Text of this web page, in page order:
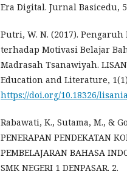
Era Digital. Jurnal Basicedu,
Putri, W. N. (2017).
terhadap Motivasi Belajar
Madrasah Tsanawiyah.
Education and Literature,
https://doi.org/10.18326/
Rabawati, K., Sutama, M., &
PENERAPAN PENDEKATAN
PEMBELAJARAN BAHASA
SMK NEGERI 1 DENPASAR. 2.